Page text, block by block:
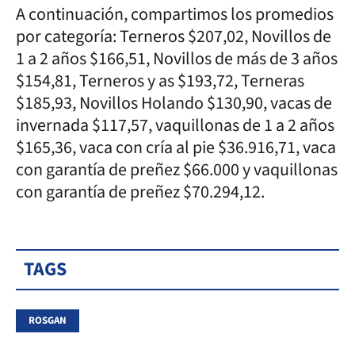
A continuación, compartimos los promedios
por categoría: Terneros $207,02, Novillos de
1 a 2 años $166,51, Novillos de más de 3 años
$154,81, Terneros y as $193,72, Terneras
$185,93, Novillos Holando $130,90, vacas de
invernada $117,57, vaquillonas de 1 a 2 años
$165,36, vaca con cría al pie $36.916,71, vaca
con garantía de preñez $66.000 y vaquillonas
con garantía de preñez $70.294,12.
TAGS
ROSGAN